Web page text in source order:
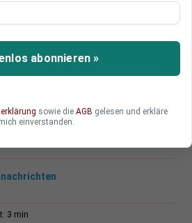
auf
der sich verschärfenden
die Deutschen laut dem
3 min
abonnieren »
sowie die AGB gelesen und erkläre
einverstanden.